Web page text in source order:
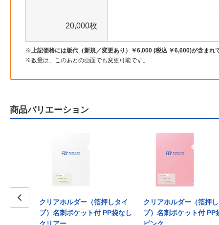
20,000枚
上記価格には版代（新規／変更あり）￥6,000 (税込 ￥6,600)が含まれ
数量は、このあとの画面でも変更可能です。
商品バリエーション
しタイ
クリアホルダー（箔押しタイ
プ）名刺ポケット付 PP袋なし
クリアホルダー（箔押
プ）名刺ポケット付 PP